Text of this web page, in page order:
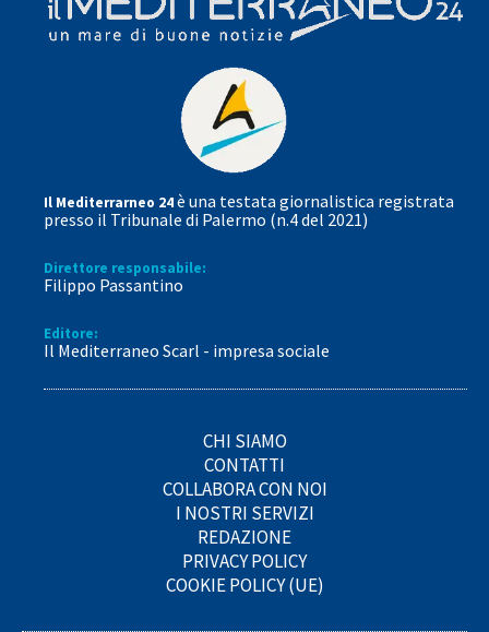
Il Mediterrarneo 24è una testata giornalistica registrata
presso il Tribunale di Palermo (n.4 del 2021)
Direttore responsabile:
Filippo Passantino
Editore:
Il Mediterraneo Scarl - impresa sociale
CHI SIAMO
CONTATTI
COLLABORA CON NOI
I NOSTRI SERVIZI
REDAZIONE
PRIVACY POLICY
COOKIE POLICY (UE)